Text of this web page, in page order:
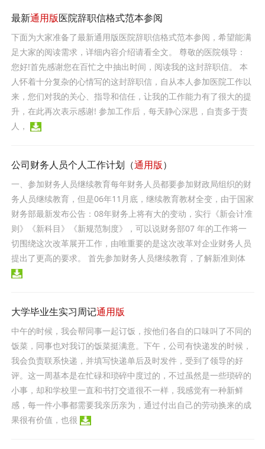
最新通用版医院辞职信格式范本参阅
下面为大家准备了最新通用版医院辞职信格式范本参阅，希望能满
足大家的阅读需求，详细内容介绍请看全文。 尊敬的医院领导：
您好!首先感谢您在百忙之中抽出时间，阅读我的这封辞职信。 本
人怀着十分复杂的心情写的这封辞职信，自从本人参加医院工作以
来，您们对我的关心、指导和信任，让我的工作能力有了很大的提
升，在此再次表示感谢! 参加工作后，每天静心深思，自责多于责
人，
公司财务人员个人工作计划（通用版）
一、参加财务人员继续教育每年财务人员都要参加财政局组织的财
务人员继续教育，但是06年11月底，继续教育教材全变，由于国家
财务部最新发布公告：08年财务上将有大的变动，实行《新会计准
则》《新科目》《新规范制度》，可以说财务部07 年的工作将一
切围绕这次改革展开工作，由唯重要的是这次改革对企业财务人员
提出了更高的要求。 首先参加财务人员继续教育，了解新准则体
大学毕业生实习周记通用版
中午的时候，我会帮同事一起订饭，按他们各自的口味叫了不同的
饭菜，同事也对我订的饭菜挺满意。下午，公司有快递发的时候，
我会负责联系快递，并填写快递单后及时发件，受到了领导的好
评。这一周基本是在忙碌和琐碎中度过的，不过虽然是一些琐碎的
小事，却和学校里一直和书打交道很不一样，我感觉有一种新鲜
感，每一件小事都需要我亲历亲为，通过付出自己的劳动换来的成
果很有价值，也很